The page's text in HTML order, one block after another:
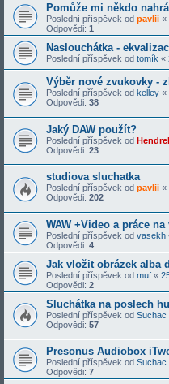
Pomůže mi někdo
Poslední příspěvek od pavlii «
Odpovědi: 1
Naslouchátka -
Poslední příspěvek od tomík «
Výběr nové zvukovky -
Poslední příspěvek od kelley «
Odpovědi: 38
Jaký DAW použít?
Poslední příspěvek od
Odpovědi: 23
studiova sluchatka
Poslední příspěvek od pavlii «
Odpovědi: 202
WAW +Video a práce na
Poslední příspěvek od vasekh
Odpovědi: 4
Jak vložit obrázek alba
Poslední příspěvek od muf «
Odpovědi: 2
Sluchátka na poslech
Poslední příspěvek od Suchac
Odpovědi: 57
Presonus Audiobox
Poslední příspěvek od Suchac
Odpovědi: 7